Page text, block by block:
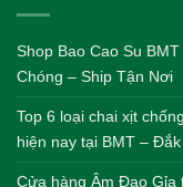
Shop Bao Cao Su
Chóng – Ship Tận Nơi
Top 6 loại chai xịt
hiện nay tại BMT –
Cửa hàng Âm Đạo Gỉa